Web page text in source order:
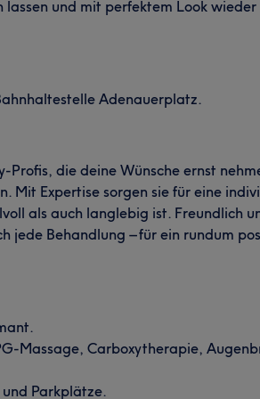
und mit perfektem Look wieder
Adenauerplatz.
die deine Wünsche ernst
Mit Expertise sorgen sie für eine
als auch langlebig ist. Freundlich
jede Behandlung – für ein rundum
Massage, Carboxytherapie,
Parkplätze.